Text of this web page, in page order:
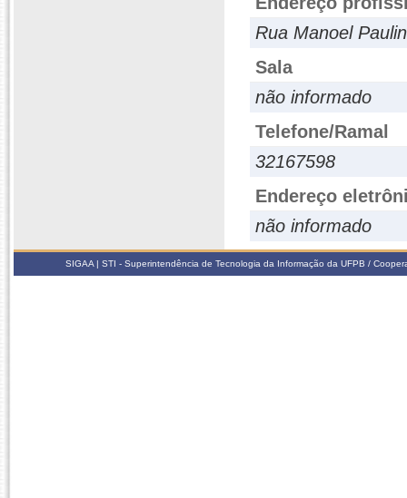
Rua Manoel
Sala
não informado
Telefone/Ramal
32167598
Endereço
não informado
SIGAA | STI - Superintendência de Tecnologia da Informação da UFPB /